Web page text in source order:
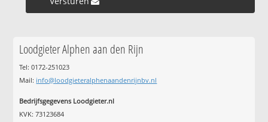
Loodgieter Alphen aan den Rijn
Tel: 0172-251023
Mail: info@loodgieteralphenaandenrijnbv.nl
Bedrijfsgegevens Loodgieter.nl
KVK: 73123684